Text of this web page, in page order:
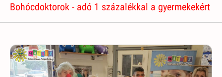
Bohócdoktorok - adó 1 százalékkal a gyermekekért